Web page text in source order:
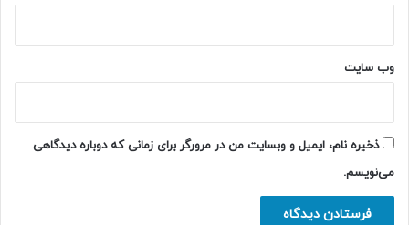
وب‌ سایت
ذخیره نام، ایمیل و وبسایت من در مرورگر برای زمانی که دوباره دیدگاهی
می‌نویسم.